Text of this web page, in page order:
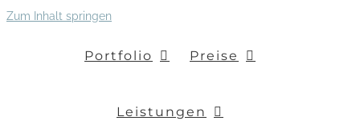
Zum Inhalt springen
Portfolio Preise
Leistungen